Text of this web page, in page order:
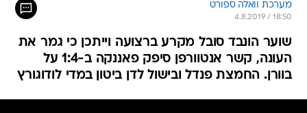
מערכת וואלה ספורט
4.8.2019 / 18:50
שוער הונבד סובל מקרע ברצועה וייתכן כי גמר את
העונה, קשר אנטוורפן סיפק פאננקה ב-1:4 על
בוורן. החמצת פנדל ובישול לדן ביטון במדי לודוגורץ